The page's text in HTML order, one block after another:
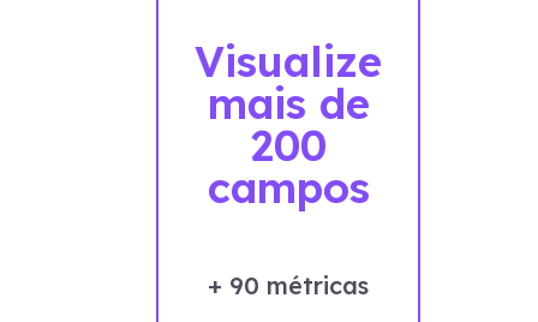
Visualize
mais de
200
campos
+ 90 métricas